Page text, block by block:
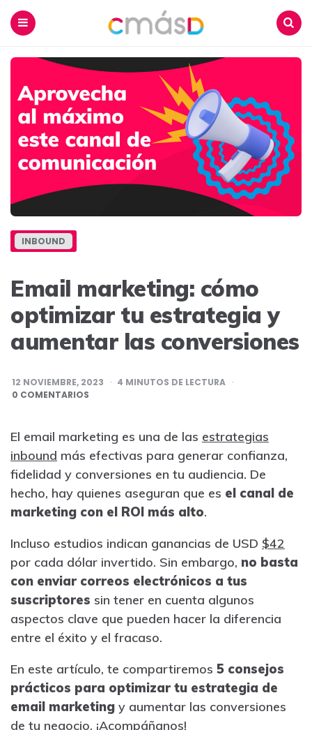
INBOUND
Email marketing: cómo
optimizar tu estrategia y
aumentar las conversiones
12 NOVIEMBRE, 2023 4 MINUTOS DE LECTURA
0 COMENTARIOS
El email marketing es una de las estrategias
inbound más efectivas para generar confianza,
fidelidad y conversiones en tu audiencia. De
hecho, hay quienes aseguran que es el canal de
marketing con el ROI más alto.
Incluso estudios indican ganancias de USD $42
por cada dólar invertido. Sin embargo, no basta
con enviar correos electrónicos a tus
suscriptores sin tener en cuenta algunos
aspectos clave que pueden hacer la diferencia
entre el éxito y el fracaso.
En este artículo, te compartiremos 5 consejos
prácticos para optimizar tu estrategia de
email marketing y aumentar las conversiones
de tu negocio. ¡Acompáñanos!